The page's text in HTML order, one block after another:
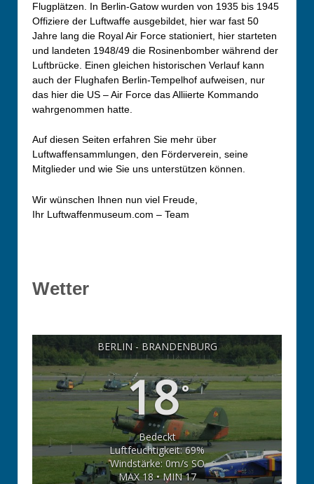
Flugplätzen. In Berlin-Gatow wurden von 1935 bis 1945
Offiziere der Luftwaffe ausgebildet, hier war fast 50
Jahre lang die Royal Air Force stationiert, hier starteten
und landeten 1948/49 die Rosinenbomber während der
Luftbrücke. Einen gleichen historischen Verlauf kann
auch der Flughafen Berlin-Tempelhof aufweisen, nur
das hier die US – Air Force das Alliierte Kommando
wahrgenommen hatte.
Auf diesen Seiten erfahren Sie mehr über
Luftwaffensammlungen, den Förderverein, seine
Mitglieder und wie Sie uns unterstützen können.
Wir wünschen Ihnen nun viel Freude,
Ihr Luftwaffenmuseum.com – Team
Wetter
BERLIN - BRANDENBURG
18°
Bedeckt
Luftfeuchtigkeit: 69%
Windstärke: 0m/s SO
MAX 18 • MIN 17